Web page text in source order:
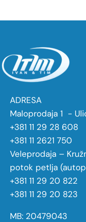
ADRESA
Maloprodaja 1 -
+381 11 29 28 608
+381 11 2621 750
Veleprodaja –
potok petlja
+381 11 29 20 822
+381 11 29 20 823
MB: 20479043